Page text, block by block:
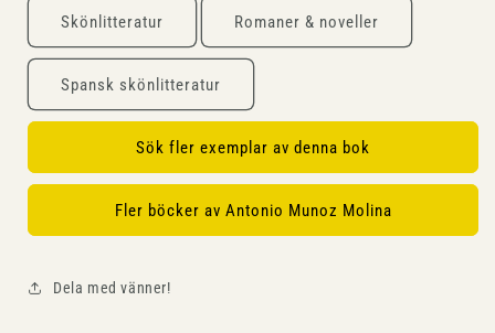
Skönlitteratur Romaner & noveller
Spansk skönlitteratur
Sök fler exemplar av denna bok
Fler böcker av Antonio Munoz Molina
Dela med vänner!